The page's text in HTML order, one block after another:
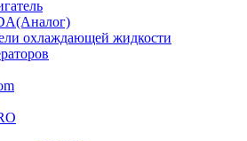
охлаждающей жидкости